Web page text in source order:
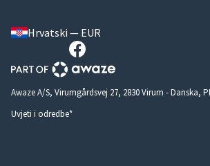
Hrvatski — EUR
Awaze A/S, Virumgårdsvej 27, 2830 Virum - Danska,
Uvjeti i odredbe*